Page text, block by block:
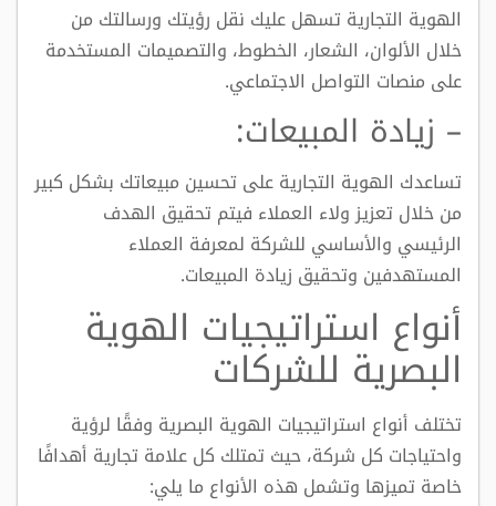
الهوية التجارية تسهل عليك نقل رؤيتك ورسالتك من
خلال الألوان، الشعار، الخطوط، والتصميمات المستخدمة
على منصات التواصل الاجتماعي.
– زيادة المبيعات:
تساعدك الهوية التجارية على تحسين مبيعاتك بشكل كبير
من خلال تعزيز ولاء العملاء فيتم تحقيق الهدف
الرئيسي والأساسي للشركة لمعرفة العملاء
المستهدفين وتحقيق زيادة المبيعات.
أنواع استراتيجيات الهوية
البصرية للشركات
تختلف أنواع استراتيجيات الهوية البصرية وفقًا لرؤية
واحتياجات كل شركة، حيث تمتلك كل علامة تجارية أهدافًا
خاصة تميزها وتشمل هذه الأنواع ما يلي: